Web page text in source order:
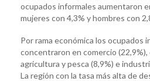
ocupados informales aumentaron
mujeres con 4,3% y hombres con
Por rama económica los ocupados
concentraron en comercio
agricultura y pesca (8,9%) e
La región con la tasa más alta de